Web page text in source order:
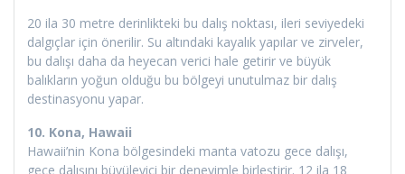
20 ila 30 metre derinlikteki bu dalış noktası, ileri seviyedeki
dalgıçlar için önerilir. Su altındaki kayalık yapılar ve zirveler,
bu dalışı daha da heyecan verici hale getirir ve büyük
balıkların yoğun olduğu bu bölgeyi unutulmaz bir dalış
destinasyonu yapar.
10. Kona, Hawaii
Hawaii’nin Kona bölgesindeki manta vatozu gece dalışı,
gece dalışını büyüleyici bir deneyimle birleştirir. 12 ila 18